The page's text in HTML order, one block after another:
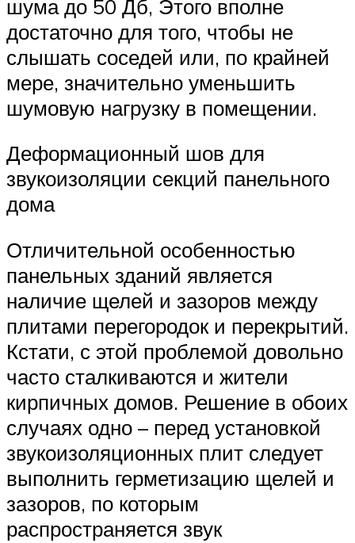
шума до 50 Дб, Этого вполне
достаточно для того, чтобы не
слышать соседей или, по крайней
мере, значительно уменьшить
шумовую нагрузку в помещении.
Деформационный шов для
звукоизоляции секций панельного
дома
Отличительной особенностью
панельных зданий является
наличие щелей и зазоров между
плитами перегородок и перекрытий.
Кстати, с этой проблемой довольно
часто сталкиваются и жители
кирпичных домов. Решение в обоих
случаях одно – перед установкой
звукоизоляционных плит следует
выполнить герметизацию щелей и
зазоров, по которым
распространяется звук